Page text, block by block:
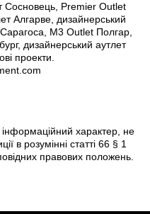
Сосновець, Premier Outlet
Алгарве, дизайнерський
M3 Outlet Полгар,
дизайнерський аутлет
проекти.
характер, не
в розумінні статті 66 § 1
правових положень.